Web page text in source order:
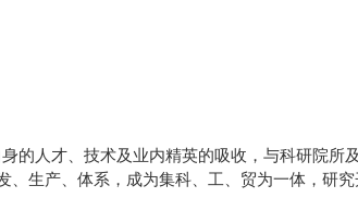
、技术及业内精英的吸收，与科研院所及
生产、体系，成为集科、工、贸为一体，研